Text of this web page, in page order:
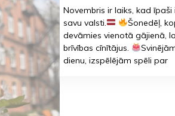
15.
Novembris ir laiks, kad
savu valsti.
Šonedēļ,
devāmies vienotā gājienā,
brīvības cīnītājus.
dienu, izspēlējām spēli par